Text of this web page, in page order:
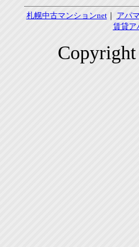
札幌中古マンションnet｜ アパ
賃貸ア